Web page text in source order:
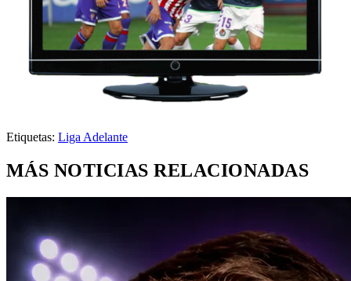
Etiquetas: Liga Adelante
MÁS NOTICIAS RELACIONADAS